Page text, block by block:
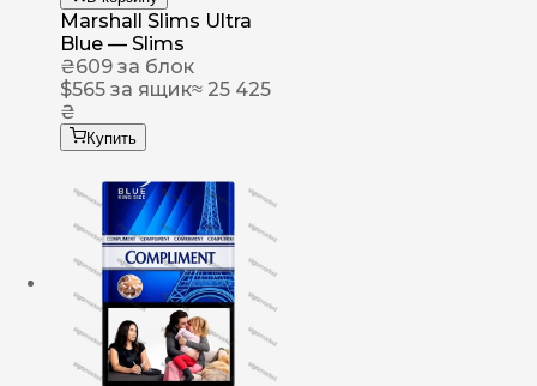
Marshall Slims Ultra
Blue — Slims
₴609 за блок
$565 за ящик≈ 25 425
₴
Купить